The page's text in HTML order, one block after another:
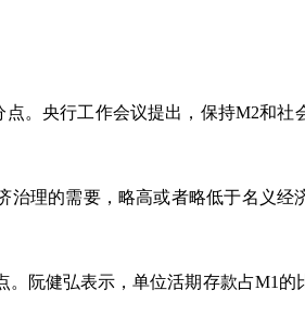
。央行工作会议提出，保持M2和社
理的需要，略高或者略低于名义经
阮健弘表示，单位活期存款占M1的